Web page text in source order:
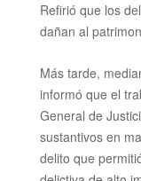
Refirió que los
dañan al
Más tarde,
informó que el
General de
sustantivos en
delito que